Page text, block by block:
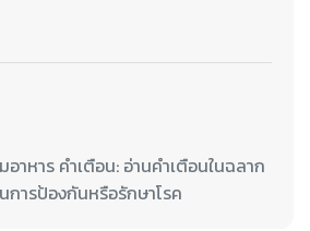
าหาร คำเตือน: อ่านคำเตือนในฉลาก